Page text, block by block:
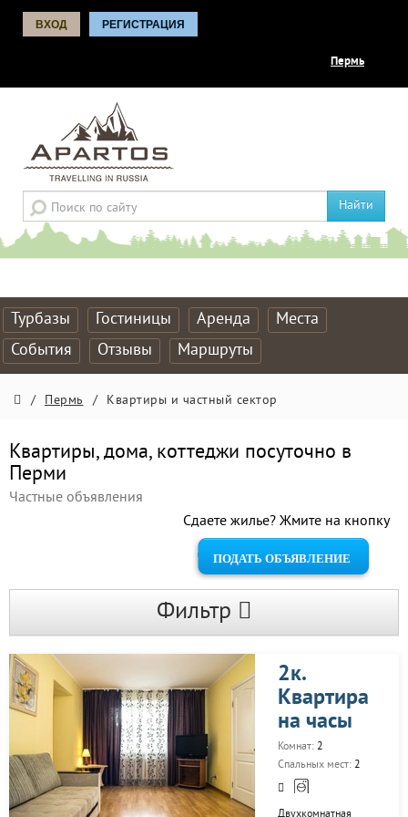
ВХОД РЕГИСТРАЦИЯ
Пермь
Найти
Турбазы Гостиницы Аренда
Места
События
Отзывы Маршруты
/ Пермь / Квартиры и частный сектор
Квартиры, дома, коттеджи посуточно в
Перми
Частные объявления
Сдаете жилье? Жмите на кнопку
ПОДАТЬ ОБЪЯВЛЕНИЕ
Фильтр
2к.
Квартира
на часы
Комнат: 2
Спальных мест: 2